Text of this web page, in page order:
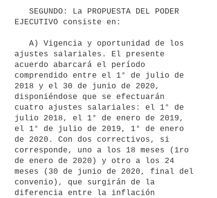
EJECUTIVO consiste en:
ajustes salariales. El presente
acuerdo abarcará el período
comprendido entre el 1° de julio de
2018 y el 30 de junio de 2020,
disponiéndose que se efectuarán
cuatro ajustes salariales: el 1° de
julio 2018, el 1° de enero de 2019,
el 1° de julio de 2019, 1° de enero
de 2020. Con dos correctivos, si
corresponde, uno a los 18 meses (1ro
de enero de 2020) y otro a los 24
meses (30 de junio de 2020, final del
convenio), que surgirán de la
diferencia entre la inflación